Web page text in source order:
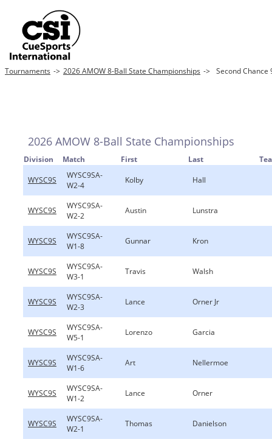
Tournaments -> 2026 AMOW 8-Ball State Championships -> Second Chance
2026 AMOW 8-Ball State Championships
Division Match First Last
WYSC9S
WYSC9SA-
W2-4
Kolby Hall
WYSC9S
WYSC9SA-
W2-2
Austin Lunstra
WYSC9S
WYSC9SA-
W1-8
Gunnar Kron
WYSC9S
WYSC9SA-
W3-1
Travis Walsh
WYSC9S
WYSC9SA-
W2-3
Lance Orner Jr
WYSC9S
WYSC9SA-
W5-1
Lorenzo Garcia
WYSC9S
WYSC9SA-
W1-6
Art Nellermoe
WYSC9S
WYSC9SA-
W1-2
Lance Orner
WYSC9S
WYSC9SA-
W2-1
Thomas Danielson